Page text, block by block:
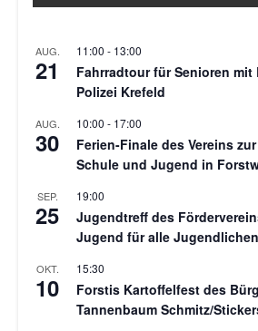
AUG.
21
11:00 - 13:00
Fahrradtour für Senioren mit
Polizei Krefeld
AUG.
30
10:00 - 17:00
Ferien-Finale des Vereins
Schule und Jugend in
SEP.
25
19:00
Jugendtreff des
Jugend für alle
OKT.
10
15:30
Forstis Kartoffelfest des
Tannenbaum Schmitz/